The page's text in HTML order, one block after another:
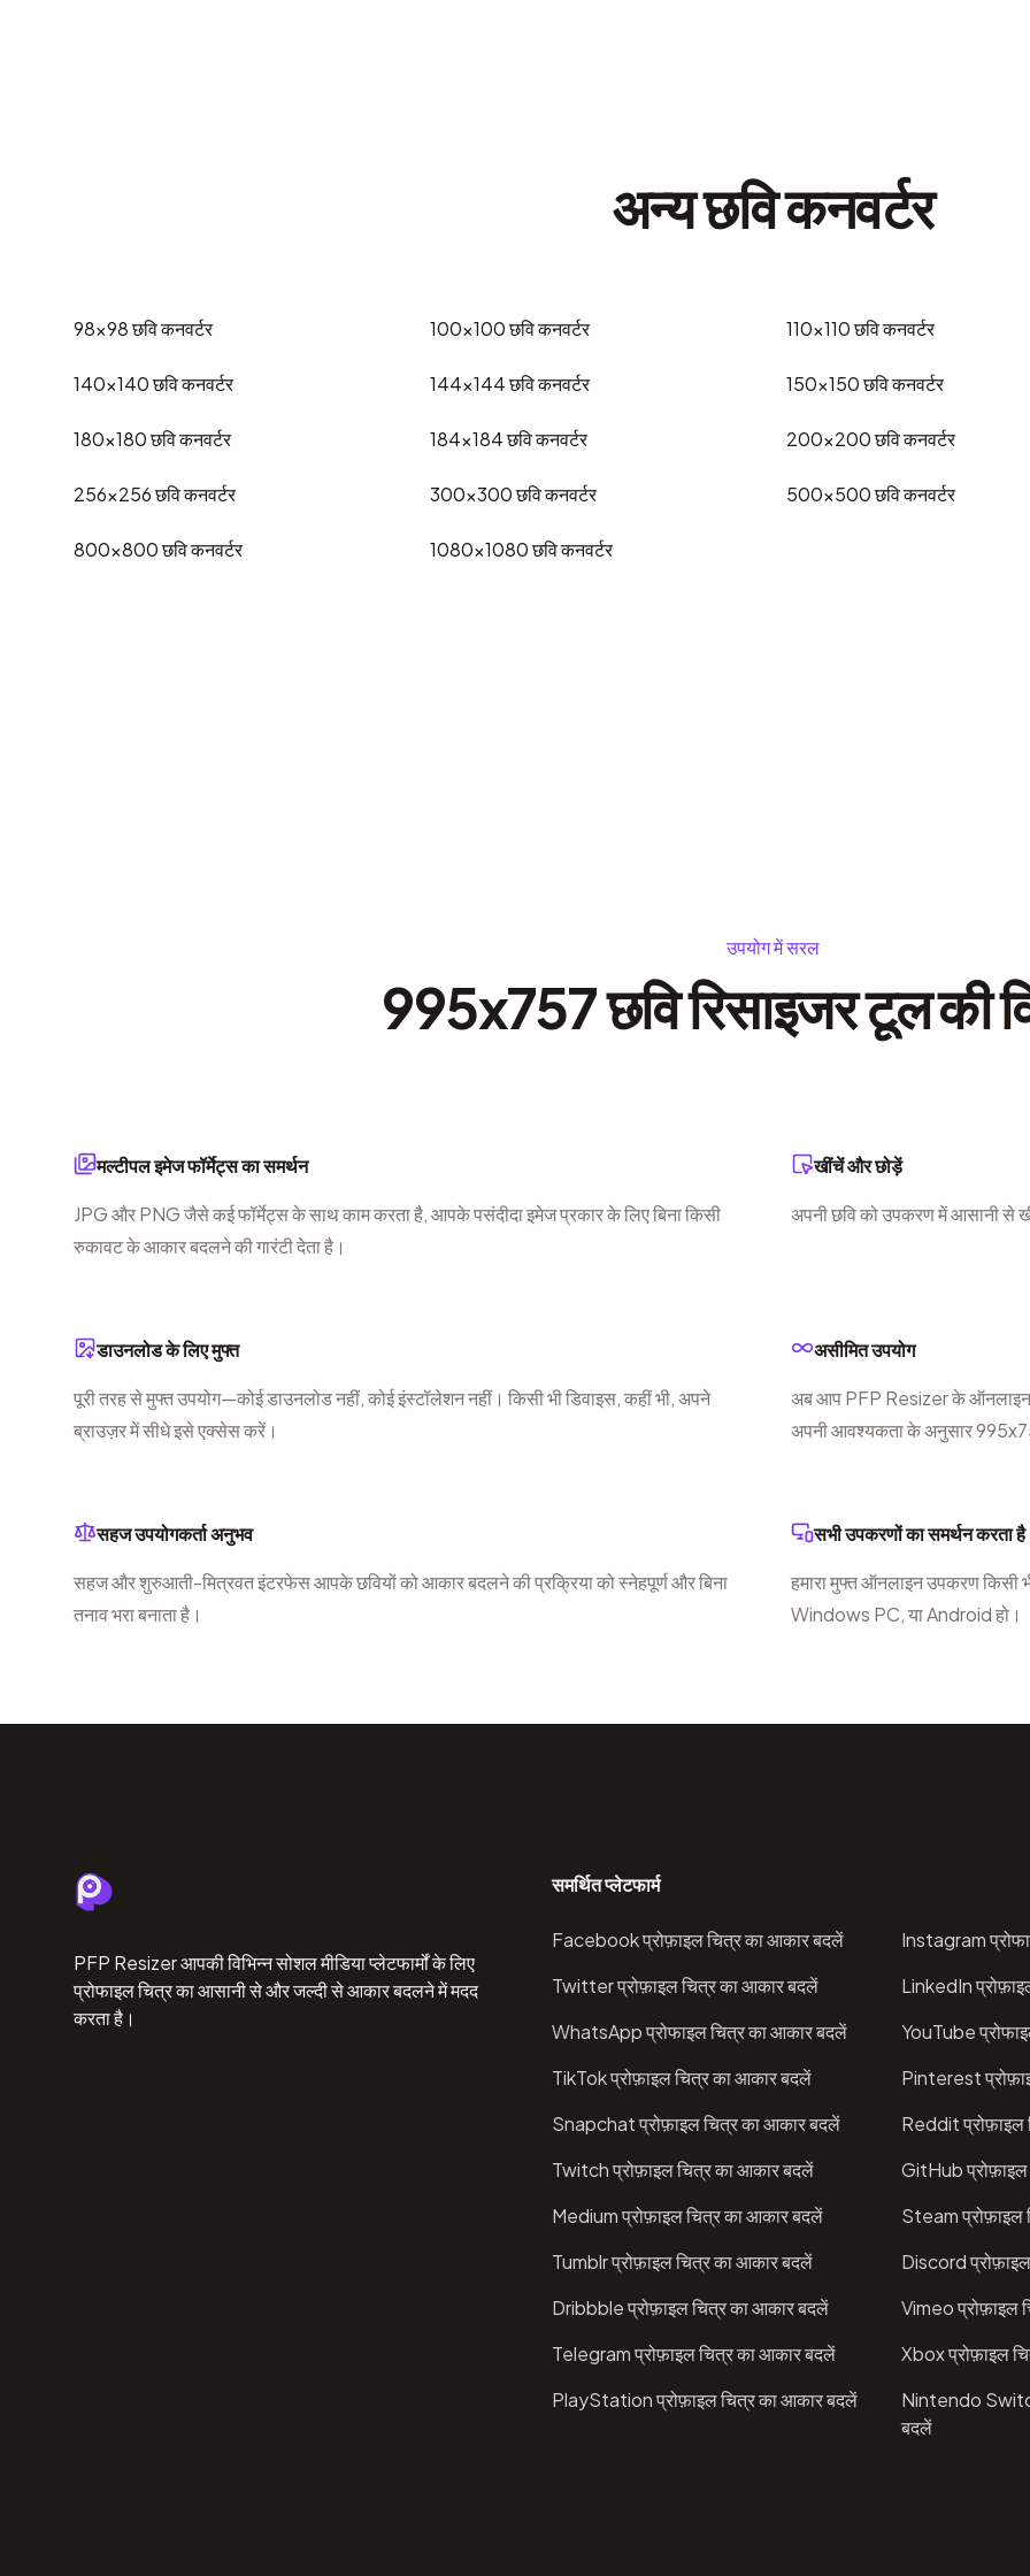
अन्य छवि कनवर्टर
98x98छवि कनवर्टर 100x100छवि कनवर्टर 110x110छवि कनवर्टर
140x140छवि कनवर्टर 144x144छवि कनवर्टर 150x150छवि कनवर्टर
180x180छवि कनवर्टर 184x184छवि कनवर्टर 200x200छवि कनवर्टर
256x256छवि कनवर्टर 300x300छवि कनवर्टर 500x500छवि कनवर्टर
800x800छवि कनवर्टर 1080x1080छवि कनवर्टर
उपयोग में सरल
995x757 छवि रिसाइजर टूल की
मल्टीपल इमेज फॉर्मेट्स का समर्थन
JPG और PNG जैसे कई फॉर्मेट्स के साथ काम करता है, आपके पसंदीदा इमेज प्रकार के लिए बिना किसी
रुकावट के आकार बदलने की गारंटी देता है।
खींचें और छोड़ें
अपनी छवि को उपकरण में आसानी से
डाउनलोड के लिए मुफ्त
पूरी तरह से मुफ्त उपयोग—कोई डाउनलोड नहीं, कोई इंस्टॉलेशन नहीं। किसी भी डिवाइस, कहीं भी, अपने
ब्राउज़र में सीधे इसे एक्सेस करें।
असीमित उपयोग
अब आप PFP Resizer के ऑनलाइन
अपनी आवश्यकता के अनुसार
सहज उपयोगकर्ता अनुभव
सहज और शुरुआती-मित्रवत इंटरफेस आपके छवियों को आकार बदलने की प्रक्रिया को स्नेहपूर्ण और बिना
तनाव भरा बनाता है।
सभी उपकरणों का समर्थन करता है
हमारा मुफ्त ऑनलाइन उपकरण किसी
Windows PC, या Android हो।
PFP Resizer आपकी विभिन्न सोशल मीडिया प्लेटफार्मों के लिए
प्रोफाइल चित्र का आसानी से और जल्दी से आकार बदलने में मदद
करता है।
समर्थित प्लेटफार्म
Facebook प्रोफ़ाइल चित्र का आकार बदलें
Instagram
Twitter प्रोफ़ाइल चित्र का आकार बदलें
LinkedIn
WhatsApp प्रोफाइल चित्र का आकार बदलें
YouTube
TikTok प्रोफ़ाइल चित्र का आकार बदलें
Pinterest
Snapchat प्रोफ़ाइल चित्र का आकार बदलें
Reddit प्रोफ़ाइल
Twitch प्रोफ़ाइल चित्र का आकार बदलें
GitHub
Medium प्रोफ़ाइल चित्र का आकार बदलें
Steam प्रोफ़ाइल
Tumblr प्रोफ़ाइल चित्र का आकार बदलें
Discord
Dribbble प्रोफ़ाइल चित्र का आकार बदलें
Vimeo प्रोफ़ाइल
Telegram प्रोफ़ाइल चित्र का आकार बदलें
Xbox प्रोफ़ाइल
PlayStation प्रोफ़ाइल चित्र का आकार बदलें
Nintendo
बदलें